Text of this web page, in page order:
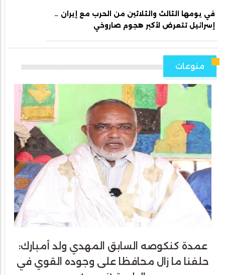
في يومها الثالث والثلاثين من الحرب مع إيران …
إسرائيل تتعرض لأكبر هجوم صاروخي
منوعات
عمدة كنكوصه السابق المهدي ولد أمبارك:
حلفنا ما زال محافظا على وجوده القوي في